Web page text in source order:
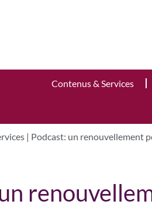
Contenus & Services
| Podcast: un renouvellement